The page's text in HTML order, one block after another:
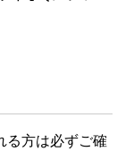
る方は必ずご確